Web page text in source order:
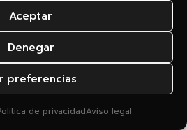
Aceptar
Denegar
preferencias
de privacidadAviso legal
procesos que nos
¿por dónde
la privacidad de los